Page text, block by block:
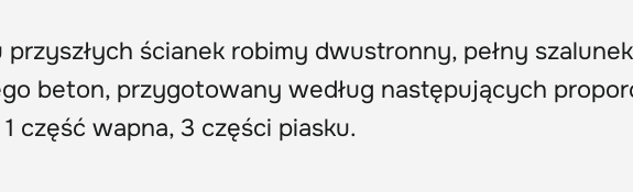
ścianek robimy dwustronny, pełny
beton, przygotowany według następujących
część wapna, 3 części piasku.